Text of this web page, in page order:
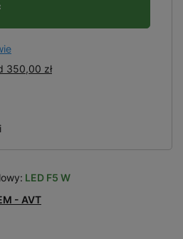
350,00 zł
LED F5 W
- AVT